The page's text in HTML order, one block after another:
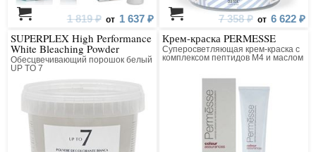
1 819 ₽ от 1 637 ₽ 7 358 ₽ от 6 622 ₽
SUPERPLEX High Performance
White Bleaching Powder
Обесцвечивающий порошок белый
UP TO 7
Крем-краска PERMESSE
Суперосветляющая крем-краска с
комплексом пептидов М4 и маслом